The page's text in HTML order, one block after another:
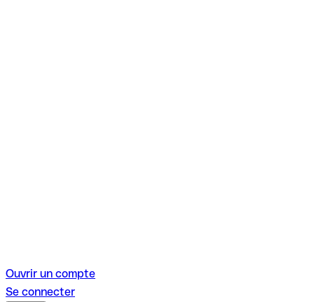
Ouvrir un compte
Se connecter